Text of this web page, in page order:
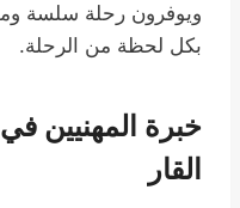
ويوفرون رحلة سلسة
بكل لحظة من الرحلة.
خبرة المهنيين
القار